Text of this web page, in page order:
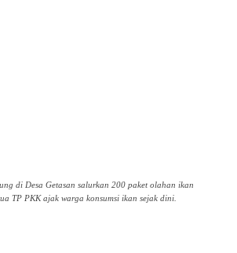
di Desa Getasan salurkan 200 paket olahan ikan
TP PKK ajak warga konsumsi ikan sejak dini.